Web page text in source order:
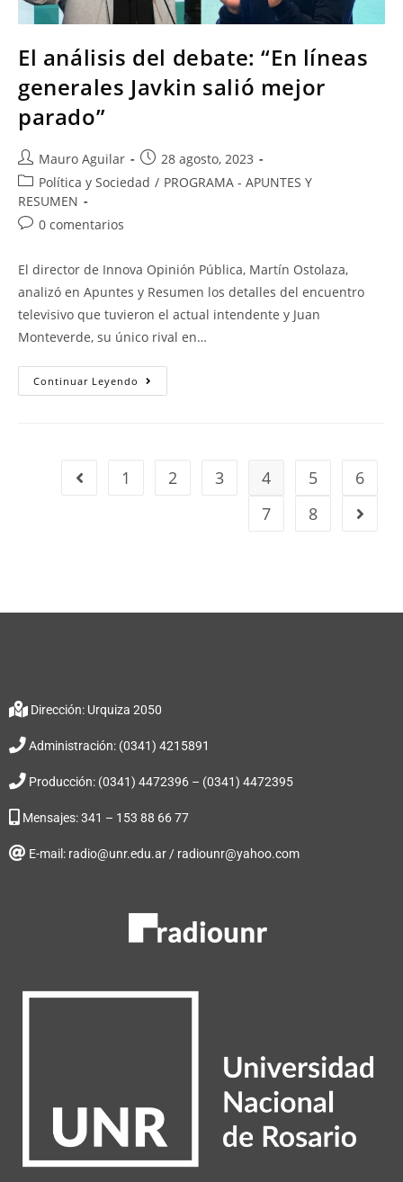
El análisis del debate: “En líneas
generales Javkin salió mejor
parado”
Mauro Aguilar
28 agosto, 2023
Política y Sociedad / PROGRAMA - APUNTES Y
RESUMEN
0 comentarios
El director de Innova Opinión Pública, Martín Ostolaza,
analizó en Apuntes y Resumen los detalles del encuentro
televisivo que tuvieron el actual intendente y Juan
Monteverde, su único rival en…
Continuar Leyendo
1 2 3 4 5
6
7
8
Dirección: Urquiza 2050
Administración: (0341) 4215891
Producción: (0341) 4472396 – (0341) 4472395
Mensajes: 341 – 153 88 66 77
E-mail: radio@unr.edu.ar / radiounr@yahoo.com